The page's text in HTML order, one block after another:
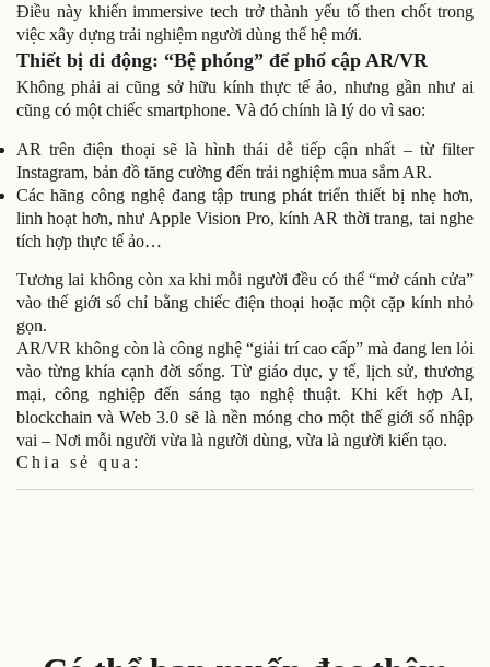
Điều này khiến immersive tech trở thành yếu tố then chốt trong
việc xây dựng trải nghiệm người dùng thế hệ mới.
Thiết bị di động: “Bệ phóng” để phổ cập AR/VR
Không phải ai cũng sở hữu kính thực tế ảo, nhưng gần như ai
cũng có một chiếc smartphone. Và đó chính là lý do vì sao:
AR trên điện thoại sẽ là hình thái dễ tiếp cận nhất – từ filter
Instagram, bản đồ tăng cường đến trải nghiệm mua sắm AR.
Các hãng công nghệ đang tập trung phát triển thiết bị nhẹ hơn,
linh hoạt hơn, như Apple Vision Pro, kính AR thời trang, tai nghe
tích hợp thực tế ảo…
Tương lai không còn xa khi mỗi người đều có thể “mở cánh cửa”
vào thế giới số chỉ bằng chiếc điện thoại hoặc một cặp kính nhỏ
gọn.
AR/VR không còn là công nghệ “giải trí cao cấp” mà đang len lỏi
vào từng khía cạnh đời sống. Từ giáo dục, y tế, lịch sử, thương
mại, công nghiệp đến sáng tạo nghệ thuật. Khi kết hợp AI,
blockchain và Web 3.0 sẽ là nền móng cho một thế giới số nhập
vai – Nơi mỗi người vừa là người dùng, vừa là người kiến tạo.
Chia sẻ qua: